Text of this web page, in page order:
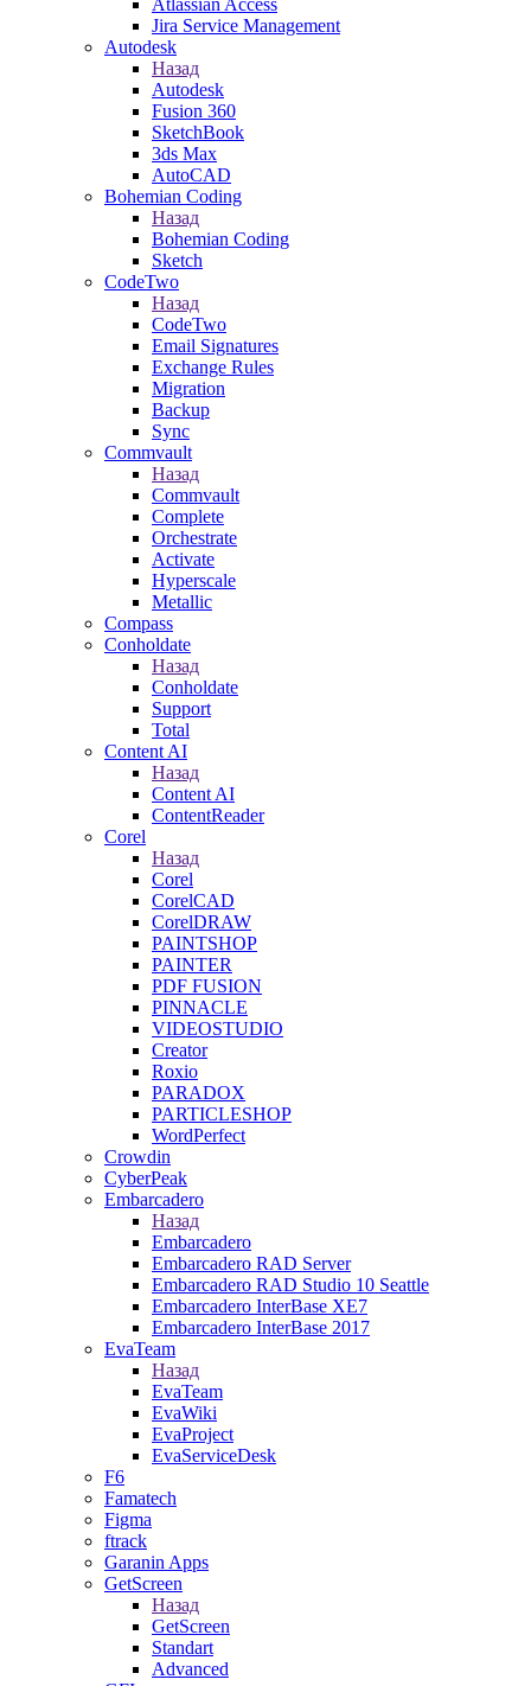
Atlassian Access
Jira Service Management
Autodesk
Назад
Autodesk
Fusion 360
SketchBook
3ds Max
AutoCAD
Bohemian Coding
Назад
Bohemian Coding
Sketch
CodeTwo
Назад
CodeTwo
Email Signatures
Exchange Rules
Migration
Backup
Sync
Commvault
Назад
Commvault
Complete
Orchestrate
Activate
Hyperscale
Metallic
Compass
Conholdate
Назад
Conholdate
Support
Total
Content AI
Назад
Content AI
ContentReader
Corel
Назад
Corel
CorelCAD
CorelDRAW
PAINTSHOP
PAINTER
PDF FUSION
PINNACLE
VIDEOSTUDIO
Creator
Roxio
PARADOX
PARTICLESHOP
WordPerfect
Crowdin
CyberPeak
Embarcadero
Назад
Embarcadero
Embarcadero RAD Server
Embarcadero RAD Studio 10 Seattle
Embarcadero InterBase XE7
Embarcadero InterBase 2017
EvaTeam
Назад
EvaTeam
EvaWiki
EvaProject
EvaServiceDesk
F6
Famatech
Figma
ftrack
Garanin Apps
GetScreen
Назад
GetScreen
Standart
Advanced